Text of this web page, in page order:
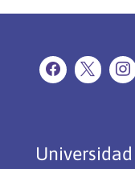
Universidad